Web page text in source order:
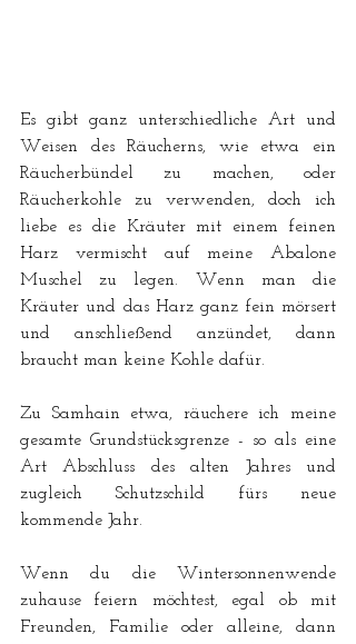
Es gibt ganz unterschiedliche Art und
Weisen des Räucherns, wie etwa ein
Räucherbündel zu machen, oder
Räucherkohle zu verwenden, doch ich
liebe es die Kräuter mit einem feinen
Harz vermischt auf meine Abalone
Muschel zu legen. Wenn man die
Kräuter und das Harz ganz fein mörsert
und anschließend anzündet, dann
braucht man keine Kohle dafür.
Zu Samhain etwa, räuchere ich meine
gesamte Grundstücksgrenze - so als eine
Art Abschluss des alten Jahres und
zugleich Schutzschild fürs neue
kommende Jahr.
Wenn du die Wintersonnenwende
zuhause feiern möchtest, egal ob mit
Freunden, Familie oder alleine, dann